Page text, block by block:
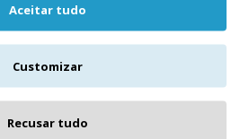
Grinalda Ladurée
Paris Meri Meri
ParisTamanho: 1.4mUma
combinação decorativa
mesas, vara..
Aceitar tudo
Customizar
Recusar tudo